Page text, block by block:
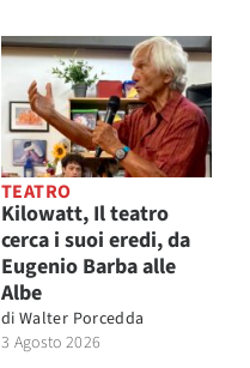
TEATRO
Kilowatt, Il teatro
cerca i suoi eredi, da
Eugenio Barba alle
Albe
di Walter Porcedda
3 Agosto 2026